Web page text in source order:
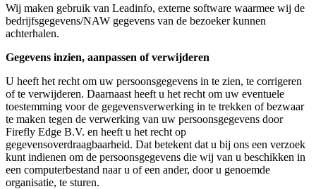
Wij maken gebruik van Leadinfo, externe software waarmee wij de
bedrijfsgegevens/NAW gegevens van de bezoeker kunnen
achterhalen.
Gegevens inzien, aanpassen of verwijderen
U heeft het recht om uw persoonsgegevens in te zien, te corrigeren
of te verwijderen. Daarnaast heeft u het recht om uw eventuele
toestemming voor de gegevensverwerking in te trekken of bezwaar
te maken tegen de verwerking van uw persoonsgegevens door
Firefly Edge B.V. en heeft u het recht op
gegevensoverdraagbaarheid. Dat betekent dat u bij ons een verzoek
kunt indienen om de persoonsgegevens die wij van u beschikken in
een computerbestand naar u of een ander, door u genoemde
organisatie, te sturen.